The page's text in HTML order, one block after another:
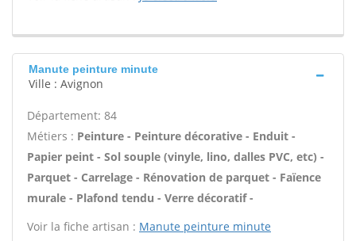
Manute peinture minute
Ville : Avignon
Département: 84
Métiers : Peinture - Peinture décorative - Enduit -
Papier peint - Sol souple (vinyle, lino, dalles PVC, etc) -
Parquet - Carrelage - Rénovation de parquet - Faïence
murale - Plafond tendu - Verre décoratif -
Voir la fiche artisan : Manute peinture minute